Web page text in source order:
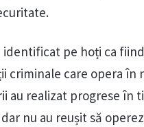
identificat pe hoți ca
criminale care opera în
au realizat progrese în
nu au reușit să